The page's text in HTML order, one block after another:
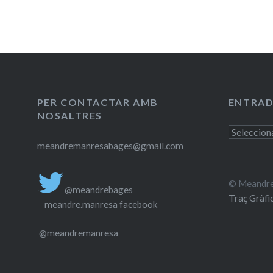
PER CONTACTAR AMB
NOSALTRES
meandremanresabages@gmail.com
@meandrebages
meandre.manresa facebook
@meandremanresa
Entrades
©
Traç